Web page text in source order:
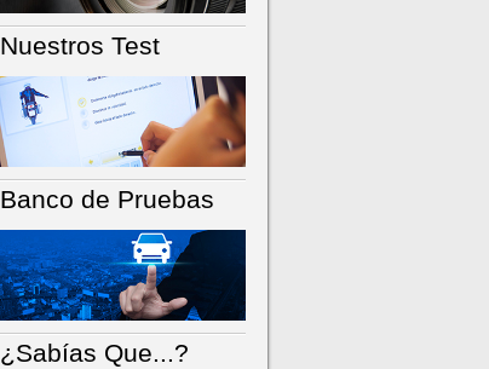
Nuestros Test
Banco de Pruebas
¿Sabías Que...?